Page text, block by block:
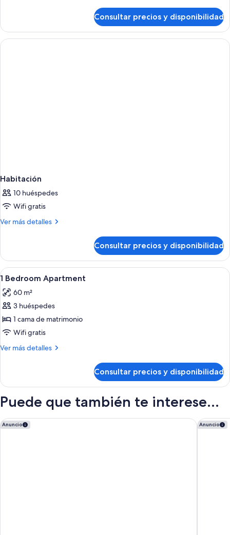
Consultar precios y disponibilidad
Habitación
10 huéspedes
Wifi gratis
Ver más detalles
Más
Consultar precios y disponibilidad
Abrir
todas
las
fotos
de
1
Bedroom
Tabla de planchar con plancha,
5
1 Bedroom Apartment
60 m²
3 huéspedes
1 cama de matrimonio
Wifi gratis
Ver más detalles
Más
Bedroom
Consultar precios y disponibilidad
Puede que también te interese...
Anuncio
The Quarters, an Ascend Collection Hotel Anuncio
voco